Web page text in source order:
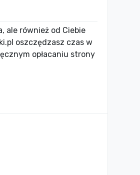
ale również od Ciebie
oszczędzasz czas w
opłacaniu strony